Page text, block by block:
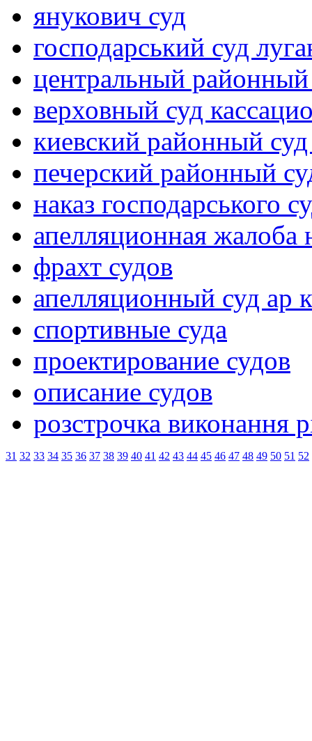
янукович суд
господарський суд
центральный районный
верховный суд
киевский районный
печерский районный
наказ господарського
апелляционная жалоба
фрахт судов
апелляционный суд ар
спортивные суда
проектирование судов
описание судов
розстрочка виконання
31 32 33 34 35 36 37 38 39 40 41 42 43 44 45 46 47 48 49 50 51 52